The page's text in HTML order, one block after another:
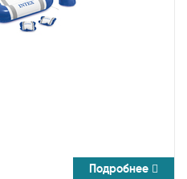
Подробнее